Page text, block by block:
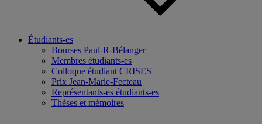
Étudiants-es
Bourses Paul-R-Bélanger
Membres étudiants-es
Colloque étudiant CRISES
Prix Jean-Marie-Fecteau
Représentants-es étudiants-es
Thèses et mémoires